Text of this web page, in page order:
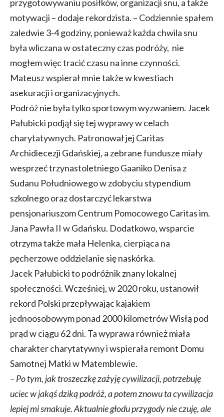
przygotowywaniu posiłków, organizacji snu, a także
motywacji – dodaje rekordzista. – Codziennie spałem
zaledwie 3-4 godziny, ponieważ każda chwila snu
była wliczana w ostateczny czas podróży, nie
mogłem więc tracić czasu na inne czynności.
Mateusz wspierał mnie także w kwestiach
asekuracji i organizacyjnych.
Podróż nie była tylko sportowym wyzwaniem. Jacek
Pałubicki podjął się tej wyprawy w celach
charytatywnych. Patronował jej Caritas
Archidiecezji Gdańskiej, a zebrane fundusze miały
wesprzeć trzynastoletniego Gaaniko Denisa z
Sudanu Południowego w zdobyciu stypendium
szkolnego oraz dostarczyć lekarstwa
pensjonariuszom Centrum Pomocowego Caritas im.
Jana Pawła II w Gdańsku. Dodatkowo, wsparcie
otrzyma także mała Helenka, cierpiąca na
pęcherzowe oddzielanie się naskórka.
Jacek Pałubicki to podróżnik znany lokalnej
społeczności. Wcześniej, w 2020 roku, ustanowił
rekord Polski przepływając kajakiem
jednoosobowym ponad 2000 kilometrów Wisłą pod
prąd w ciągu 62 dni. Ta wyprawa również miała
charakter charytatywny i wspierała remont Domu
Samotnej Matki w Matemblewie.
– Po tym, jak troszeczkę zażyję cywilizacji, potrzebuję
uciec w jakąś dziką podróż, a potem znowu ta cywilizacja
lepiej mi smakuje. Aktualnie głodu przygody nie czuję, ale